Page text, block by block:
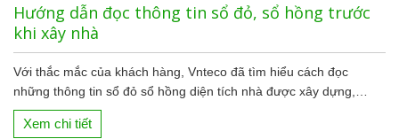
Hướng dẫn đọc thông tin sổ đỏ, sổ hồng trước
khi xây nhà
Với thắc mắc của khách hàng, Vnteco đã tìm hiểu cách đọc
những thông tin sổ đỏ sổ hồng diện tích nhà được xây dựng,…
Xem chi tiết